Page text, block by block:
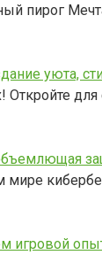
пирог
уюта,
Откройте
игровой